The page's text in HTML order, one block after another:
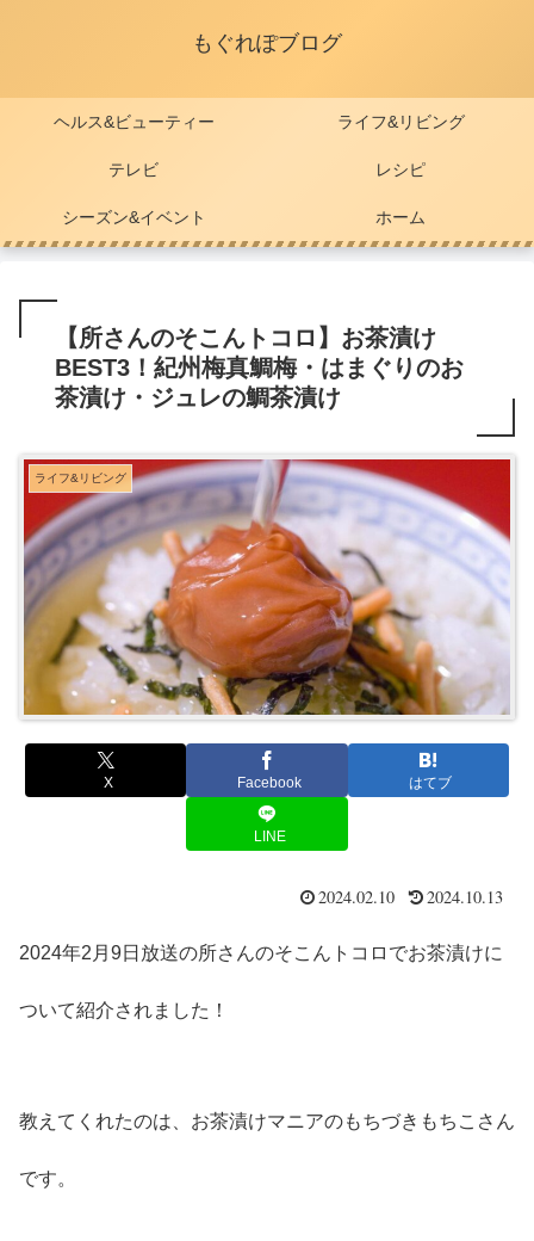
もぐれぽブログ
ヘルス&ビューティー ライフ&リビング
テレビ レシピ
シーズン&イベント ホーム
【所さんのそこんトコロ】お茶漬け
BEST3！紀州梅真鯛梅・はまぐりのお
茶漬け・ジュレの鯛茶漬け
ライフ&リビング
X Facebook はてブ
LINE
2024.02.10 2024.10.13
2024年2月9日放送の所さんのそこんトコロでお茶漬けに
ついて紹介されました！
教えてくれたのは、お茶漬けマニアのもちづきもちこさん
です。